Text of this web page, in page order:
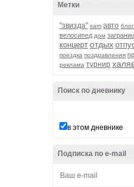
Метки
"звизда" sam авто
велосипед дом
концерт отдых
поездка поздравления
реклама турнир
Поиск по дневнику
в этом дневнике
Подписка по e-mail